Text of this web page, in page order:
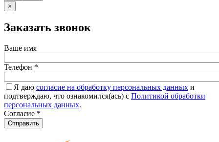
×
Заказать звонок
Ваше имя
Телефон *
Я даю согласие на обработку персональных данных и
подтверждаю, что ознакомился(ась) с Политикой обработки
персональных данных.
Согласие *
Отправить